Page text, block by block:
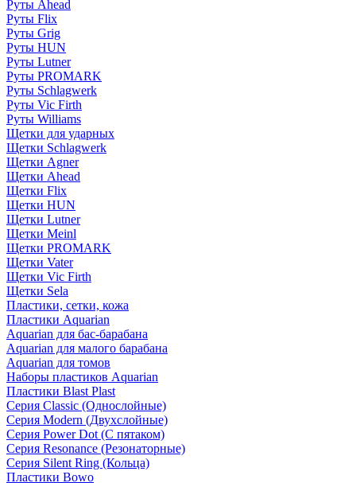
Руты Ahead
Руты Flix
Руты Grig
Руты HUN
Руты Lutner
Руты PROMARK
Руты Schlagwerk
Руты Vic Firth
Руты Williams
Щетки для ударных
Щетки Schlagwerk
Щетки Agner
Щетки Ahead
Щетки Flix
Щетки HUN
Щетки Lutner
Щетки Meinl
Щетки PROMARK
Щетки Vater
Щетки Vic Firth
Щетки Sela
Пластики, сетки, кожа
Пластики Aquarian
Aquarian для бас-барабана
Aquarian для малого барабана
Aquarian для томов
Наборы пластиков Aquarian
Пластики Blast Plast
Серия Classic (Однослойные)
Серия Modern (Двухслойные)
Серия Power Dot (С пятаком)
Серия Resonance (Резонаторные)
Серия Silent Ring (Кольца)
Пластики Bowo